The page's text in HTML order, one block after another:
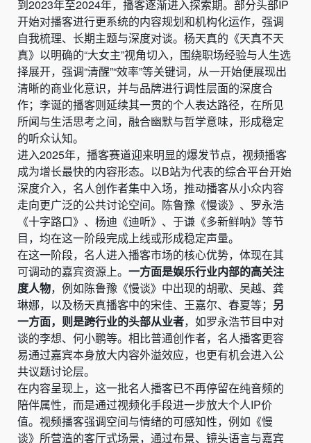
到2023年至2024年，播客逐渐进入探索期。部分头部IP
开始对播客进行更系统的内容规划和机构化运作，强调
自我梳理、长期主题与深度对谈。杨天真的《天真不天
真》以明确的“大女主”视角切入，围绕职场经验与人生选
择展开，强调“清醒”“效率”等关键词，从一开始便展现出
清晰的商业化意识，并与品牌进行调性层面的深度合
作；李诞的播客则延续其一贯的个人表达路径，在所见
所闻与生活思考之间，融合幽默与哲学意味，形成稳定
的听众认知。
进入2025年，播客赛道迎来明显的爆发节点，视频播客
成为增长最快的内容形态。以B站为代表的综合平台开始
深度介入，名人创作者集中入场，推动播客从小众内容
走向更广泛的公共讨论空间。陈鲁豫《慢谈》、罗永浩
《十字路口》、杨迪《迪听》、于谦《多新鲜呐》等节
目，均在这一阶段完成上线或形成稳定声量。
在这一阶段，名人进入播客市场的核心优势，体现在其
可调动的嘉宾资源上。 一方面是娱乐行业内部的高关注
度人物，例如陈鲁豫《慢谈》中出现的胡歌、吴越、龚
琳娜，以及杨天真播客中的宋佳、王嘉尔、春夏等； 另
一方面，则是跨行业的头部从业者，如罗永浩节目中对
谈的李想、何小鹏等。相比普通创作者，名人播客更容
易通过嘉宾本身放大内容外溢效应，也更有机会进入公
共议题讨论层。
在内容呈现上，这一批名人播客已不再停留在纯音频的
陪伴属性，而是通过视频化手段进一步放大个人IP价
值。视频播客强调空间与情绪的可感知性，例如《慢
谈》所营造的客厅式场景，通过布景、镜头语言与嘉宾